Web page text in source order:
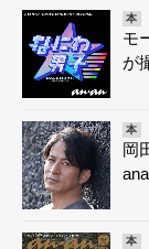
本
モ
が
本
岡
本